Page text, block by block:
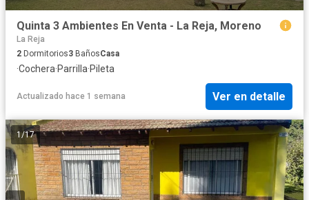
Quinta 3 Ambientes En Venta - La Reja, Moreno
La Reja
2 Dormitorios3 BañosCasa
·Cochera·Parrilla·Pileta
Actualizado hace 1 semana Ver en detalle
1/17